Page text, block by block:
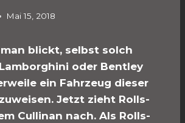
Mai 15, 2018
man blickt, selbst solch
oder Bentley
ein Fahrzeug dieser
Jetzt zieht Rolls-
Cullinan nach. Als Rolls-